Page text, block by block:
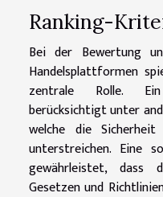
Ranking-
Bei der Bewertung
Handelsplattformen
zentrale Rolle.
berücksichtigt unter
welche die
unterstreichen. Eine
gewährleistet, dass
Gesetzen und